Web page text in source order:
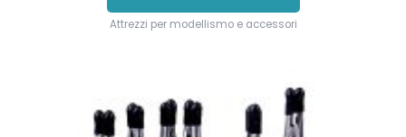
Attrezzi per modellismo e accessori